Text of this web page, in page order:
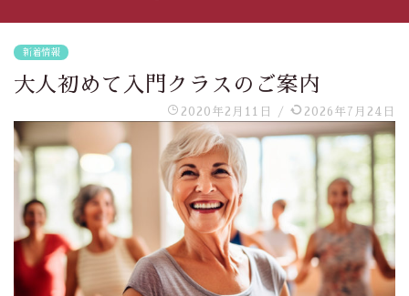
新着情報
大人初めて入門クラスのご案内
2020年2月11日 / 2026年7月24日